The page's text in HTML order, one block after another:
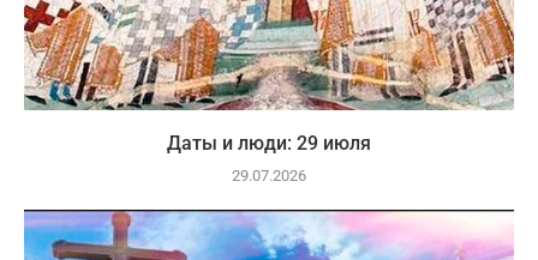
Даты и люди: 29 июля
29.07.2026